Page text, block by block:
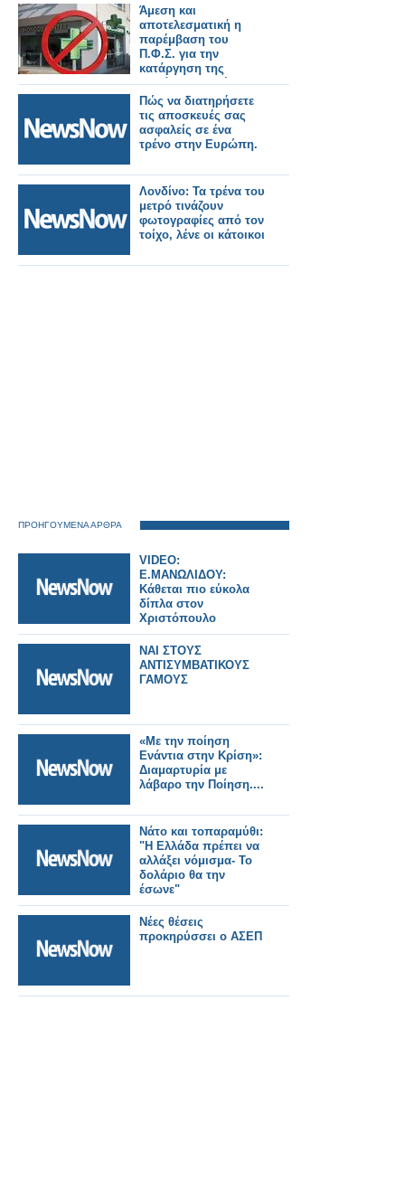
Άμεση και
αποτελεσματική η
παρέμβαση του
Π.Φ.Σ. για την
κατάργηση της
παράνομης χρήσης
του πράσινου
σταυρού από
καταστήματα
HONDOS CENTER
Πώς να διατηρήσετε
τις αποσκευές σας
ασφαλείς σε ένα
τρένο στην Ευρώπη.
Λονδίνο: Τα τρένα του
μετρό τινάζουν
φωτογραφίες από τον
τοίχο, λένε οι κάτοικοι
ΠΡΟΗΓΟΥΜΕΝΑ ΑΡΘΡΑ
VIDEO:
E.ΜΑΝΩΛΙΔΟΥ:
Κάθεται πιο εύκολα
δίπλα στον
Χριστόπουλο
ΝΑΙ ΣΤΟΥΣ
ΑΝΤΙΣΥΜΒΑΤΙΚΟΥΣ
ΓΑΜΟΥΣ
«Με την ποίηση
Ενάντια στην Κρίση»:
Διαμαρτυρία με
λάβαρο την Ποίηση....
Νάτο και τοπαραμύθι:
"Η Ελλάδα πρέπει να
αλλάξει νόμισμα- Το
δολάριο θα την
έσωνε"
Νέες θέσεις
προκηρύσσει ο ΑΣΕΠ